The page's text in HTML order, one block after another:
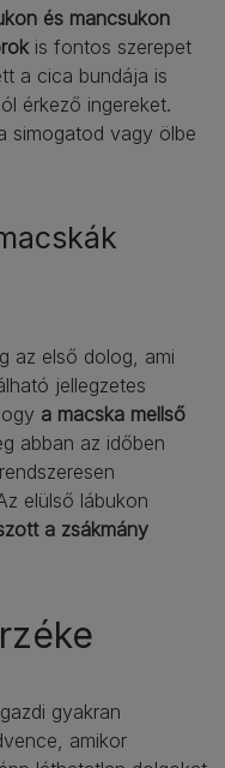
és mancsukon
is fontos szerepet
a cica bundája is
érkező ingereket.
simogatod vagy ölbe
az első dolog, ami
jellegzetes
a macska mellső
abban az időben
elülső lábukon
a zsákmány
gyakran
amikor